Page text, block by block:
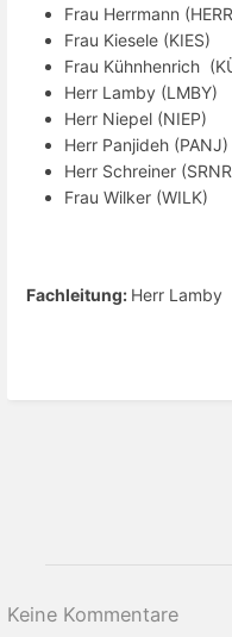
Frau Herrmann
Frau Kiesele (KIES)
Frau Kühnhenrich
Herr Lamby (LMBY)
Herr Niepel (NIEP)
Herr Panjideh (PANJ)
Herr Schreiner
Frau Wilker (WILK)
Fachleitung: Herr Lamby
Keine Kommentare